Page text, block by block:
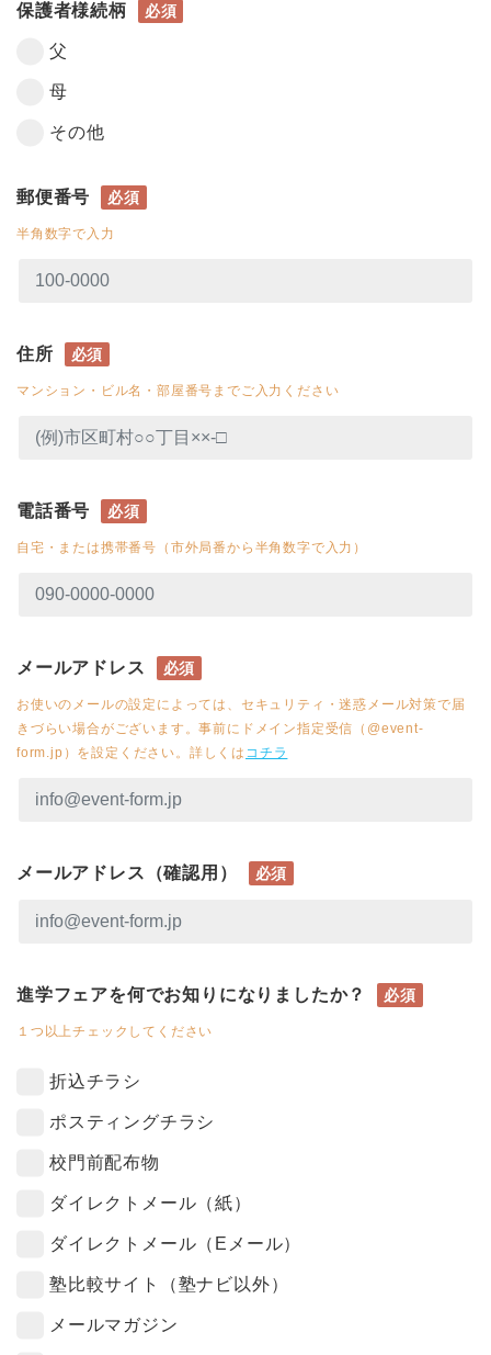
保護者様続柄 必須
父
母
その他
郵便番号 必須
半角数字で入力
住所 必須
マンション・ビル名・部屋番号までご入力ください
電話番号 必須
自宅・または携帯番号（市外局番から半角数字で入力）
メールアドレス 必須
お使いのメールの設定によっては、セキュリティ・迷惑メール対策で届
きづらい場合がございます。事前にドメイン指定受信（@event-
form.jp）を設定ください。詳しくは コチラ
メールアドレス（確認用） 必須
進学フェアを何でお知りになりましたか？ 必須
１つ以上チェックしてください
折込チラシ
ポスティングチラシ
校門前配布物
ダイレクトメール（紙）
ダイレクトメール（Eメール）
塾比較サイト（塾ナビ以外）
メールマガジン